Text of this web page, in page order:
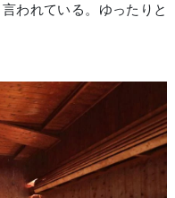
われている。ゆったりと